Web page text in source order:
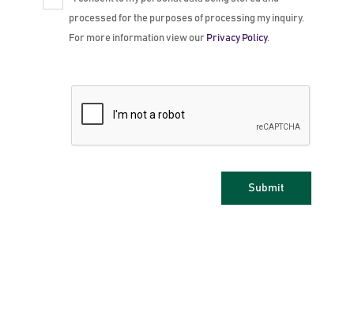
processed for the purposes of processing my inquiry.
For more information view our Privacy Policy.
Submit